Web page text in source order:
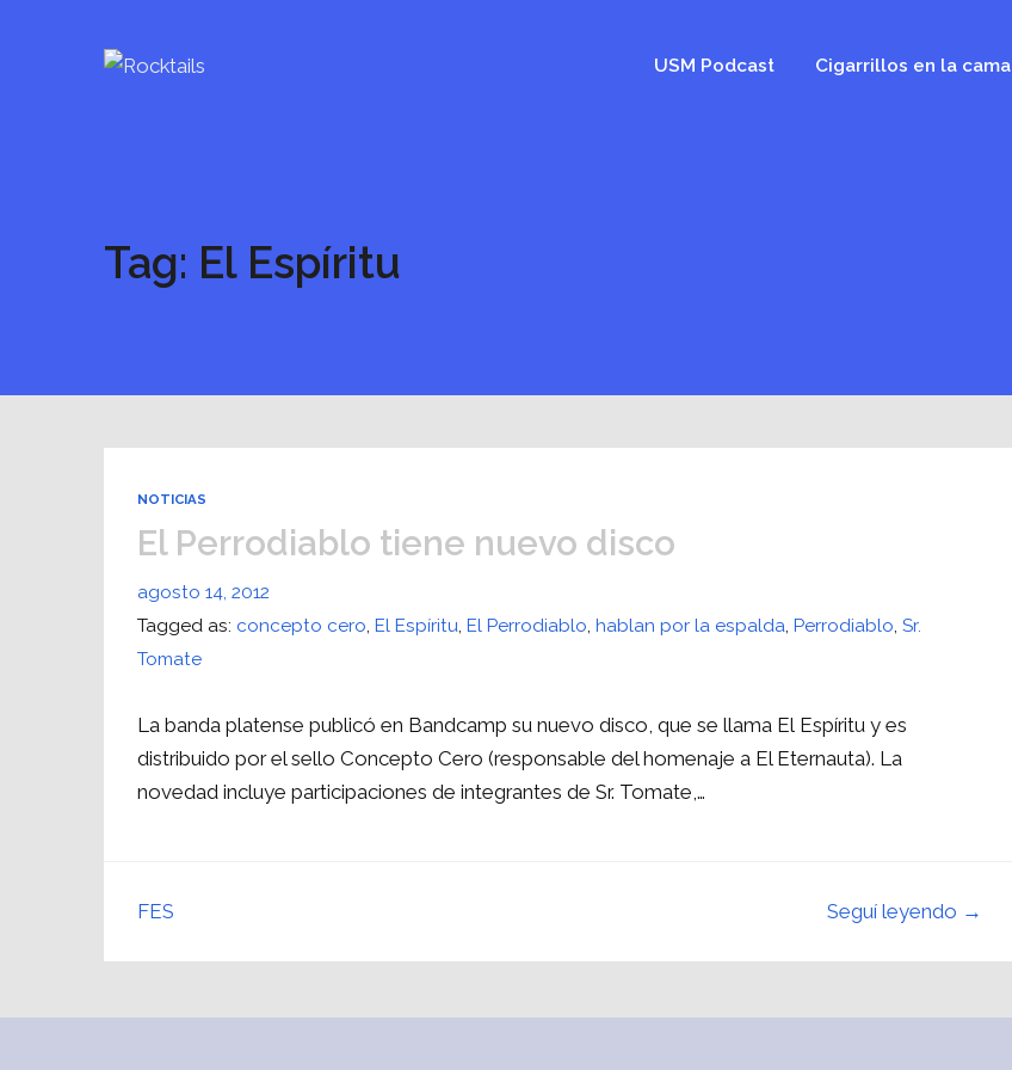
USM Podcast Cigarrillos en la cama
Tag: El Espíritu
NOTICIAS
El Perrodiablo tiene nuevo disco
agosto 14, 2012
Tagged as: concepto cero,El Espíritu,El Perrodiablo,hablan por la espalda,Perrodiablo,Sr.
Tomate
La banda platense publicó en Bandcamp su nuevo disco, que se llama El Espíritu y es
distribuido por el sello Concepto Cero (responsable del homenaje a El Eternauta). La
novedad incluye participaciones de integrantes de Sr. Tomate,…
Seguí leyendo →
FES